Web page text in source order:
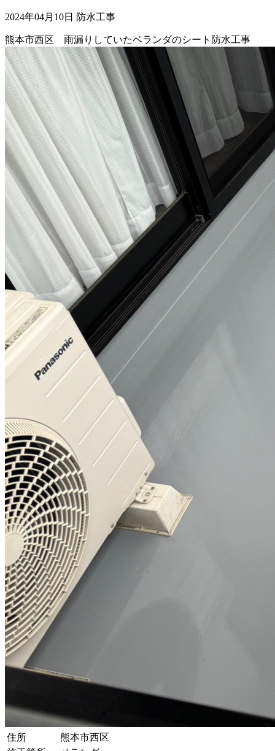
2024年04月10日 防水工事
熊本市西区 雨漏りしていたベランダのシート防水工事
住所
熊本市西区